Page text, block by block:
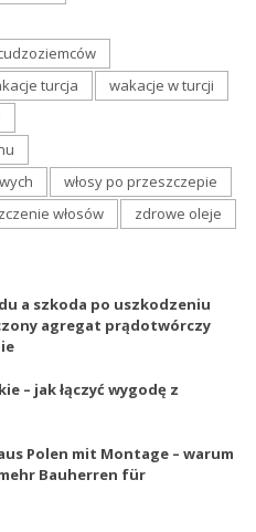
turcja
wakacje w turcji
włosy po przeszczepie
włosów zdrowe oleje
a szkoda po uszkodzeniu
agregat prądotwórczy
– jak łączyć wygodę z
Polen mit Montage – warum
Bauherren für